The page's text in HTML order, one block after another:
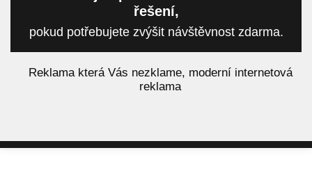
řešení,
pokud potřebujete zvýšit návštěvnost zdarma.
Reklama která Vás nezklame, moderní internetová
reklama